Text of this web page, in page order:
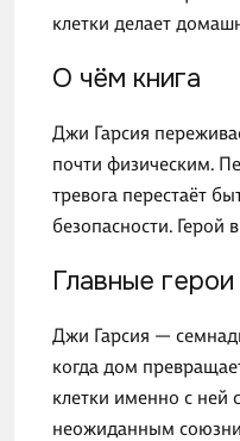
клетки делает
О чём книга
Джи Гарсия
почти физическим.
тревога перестаёт
безопасности.
Главные герои
Джи Гарсия —
когда дом
клетки именно с ней
неожиданным